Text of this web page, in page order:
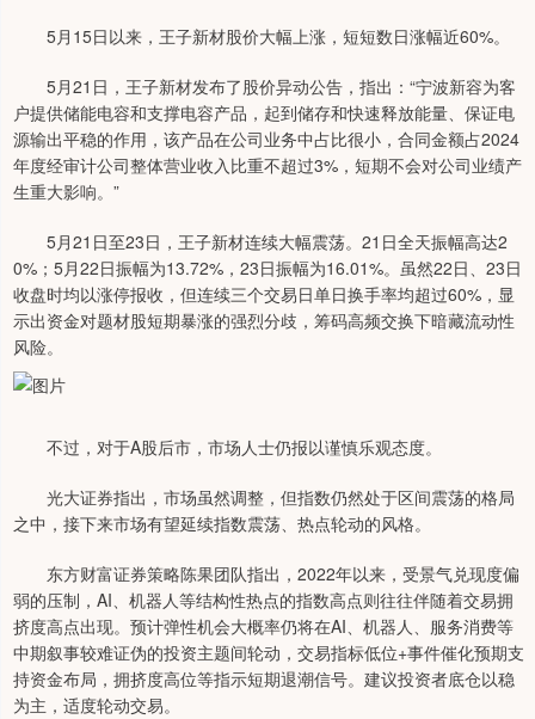
5月15日以来，王子新材股价大幅上涨，短短数日涨幅近60%。
5月21日，王子新材发布了股价异动公告，指出：“宁波新容为客
户提供储能电容和支撑电容产品，起到储存和快速释放能量、保证电
源输出平稳的作用，该产品在公司业务中占比很小，合同金额占2024
年度经审计公司整体营业收入比重不超过3%，短期不会对公司业绩产
生重大影响。”
5月21日至23日，王子新材连续大幅震荡。21日全天振幅高达2
0%；5月22日振幅为13.72%，23日振幅为16.01%。虽然22日、23日
收盘时均以涨停报收，但连续三个交易日单日换手率均超过60%，显
示出资金对题材股短期暴涨的强烈分歧，筹码高频交换下暗藏流动性
风险。
不过，对于A股后市，市场人士仍报以谨慎乐观态度。
光大证券指出，市场虽然调整，但指数仍然处于区间震荡的格局
之中，接下来市场有望延续指数震荡、热点轮动的风格。
东方财富证券策略陈果团队指出，2022年以来，受景气兑现度偏
弱的压制，AI、机器人等结构性热点的指数高点则往往伴随着交易拥
挤度高点出现。预计弹性机会大概率仍将在AI、机器人、服务消费等
中期叙事较难证伪的投资主题间轮动，交易指标低位+事件催化预期支
持资金布局，拥挤度高位等指示短期退潮信号。建议投资者底仓以稳
为主，适度轮动交易。